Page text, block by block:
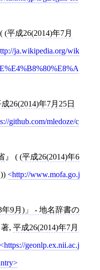
( (平成26(2014)年7月
ja.wikipedia.org/wik
26(2014)年7月25日
github.com/mledoze/c
( (平成26(2014)年6
http://www.mofa.go.j
年9月)」 - 地名辞書の
著, 平成26(2014)年7月
https://geonlp.ex.nii.ac.j